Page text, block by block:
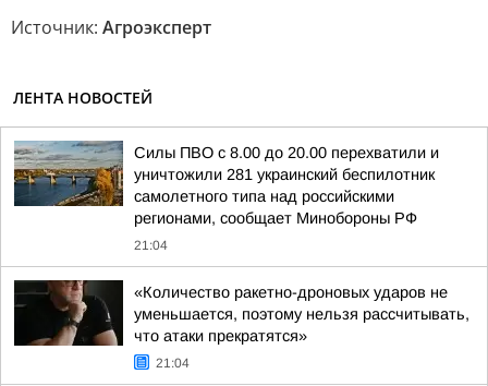
Источник: Агроэксперт
ЛЕНТА НОВОСТЕЙ
Силы ПВО с 8.00 до 20.00 перехватили и
уничтожили 281 украинский беспилотник
самолетного типа над российскими
регионами, сообщает Минобороны РФ
21:04
«Количество ракетно-дроновых ударов не
уменьшается, поэтому нельзя рассчитывать,
что атаки прекратятся»
21:04